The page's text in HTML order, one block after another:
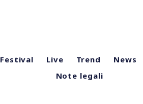
Festival Live Trend News
Note legali